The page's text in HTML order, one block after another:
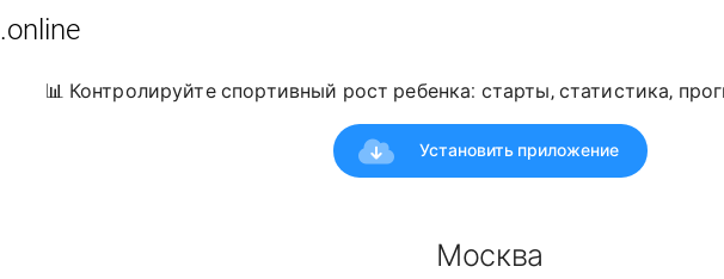
.online
📊 Контролируйте спортивный рост ребенка: старты, статистика,
Установить приложение
Москва